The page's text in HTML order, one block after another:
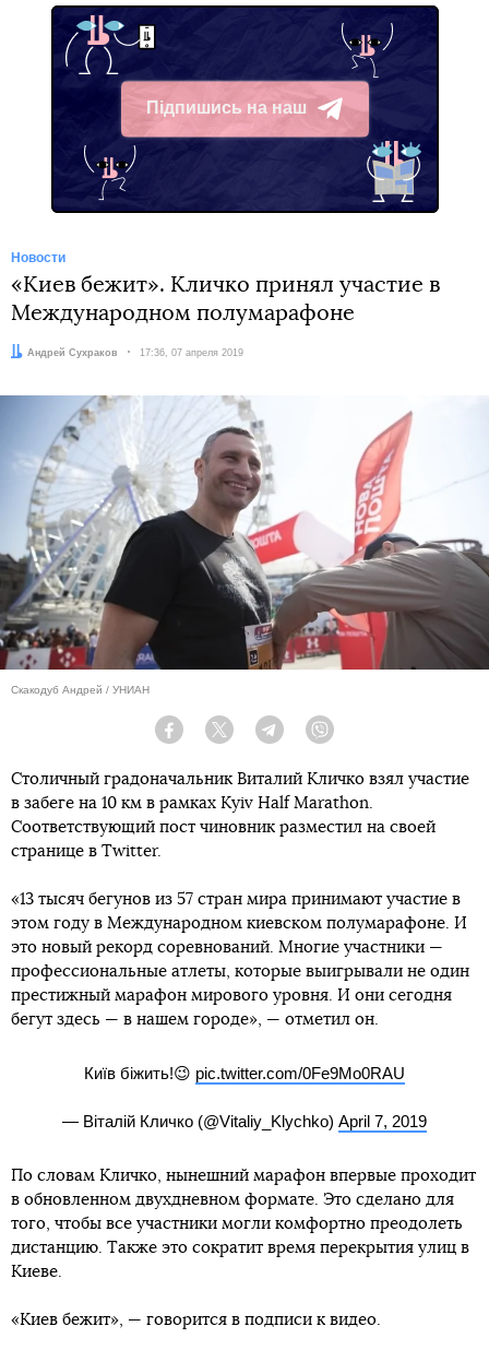
Підпишись на наш
Telegram
Новости
«Киев бежит». Кличко принял участие в
Международном полумарафоне
Автор:
Андрей Сухраков Дата:
17:36, 07 апреля 2019
Скакодуб Андрей / УНИАН
Facebook Twitter Telegram
Столичный градоначальник Виталий Кличко взял участие
в забеге на 10 км в рамках Kyiv Half Marathon.
Соответствующий пост чиновник разместил на своей
странице в Twitter.
«13 тысяч бегунов из 57 стран мира принимают участие в
этом году в Международном киевском полумарафоне. И
это новый рекорд соревнований. Многие участники —
профессиональные атлеты, которые выигрывали не один
престижный марафон мирового уровня. И они сегодня
бегут здесь — в нашем городе», — отметил он.
Київ біжить!😉 pic.twitter.com/0Fe9Mo0RAU
— Віталій Кличко (@Vitaliy_Klychko) April 7, 2019
По словам Кличко, нынешний марафон впервые проходит
в обновленном двухдневном формате. Это сделано для
того, чтобы все участники могли комфортно преодолеть
дистанцию. Также это сократит время перекрытия улиц в
Киеве.
«Киев бежит», — говорится в подписи к видео.